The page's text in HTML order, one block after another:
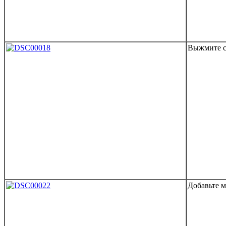
Выжмите
Добавьте